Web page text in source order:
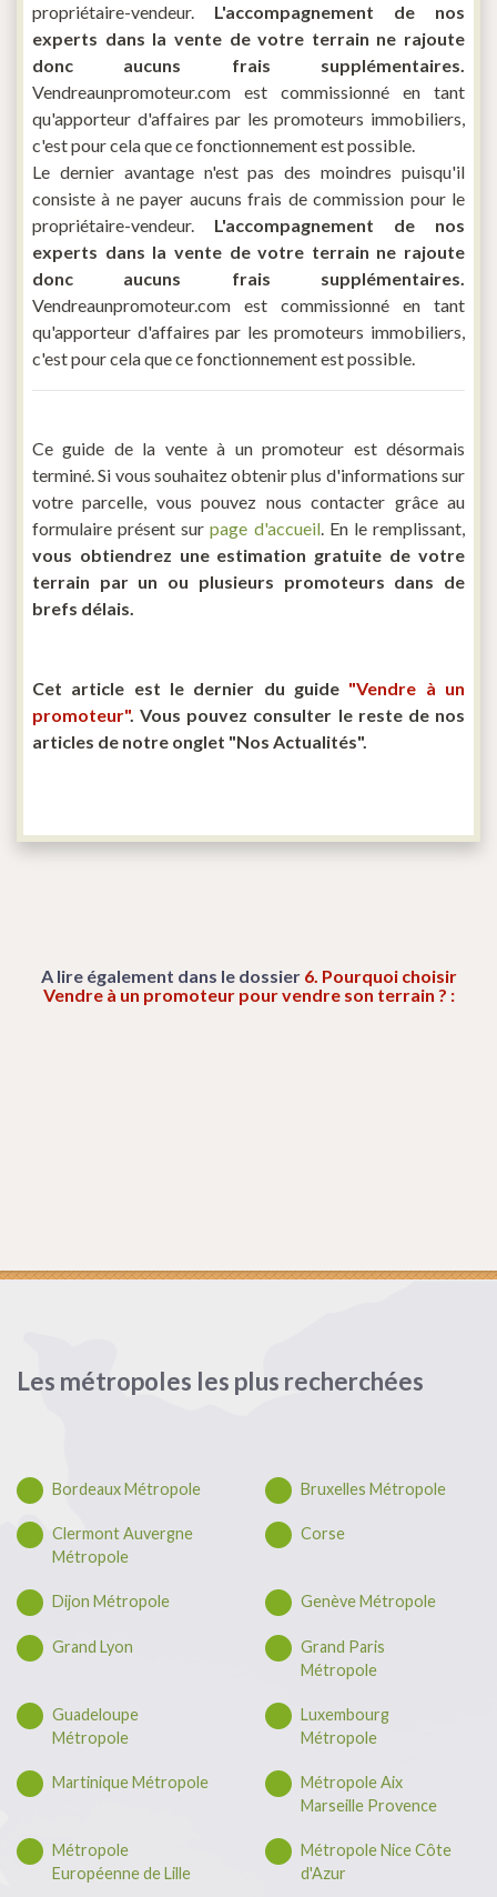
propriétaire-vendeur. L'accompagnement de nos
experts dans la vente de votre terrain ne rajoute
donc aucuns frais supplémentaires.
Vendreaunpromoteur.com est commissionné en tant
qu'apporteur d'affaires par les promoteurs immobiliers,
c'est pour cela que ce fonctionnement est possible.
Le dernier avantage n'est pas des moindres puisqu'il
consiste à ne payer aucuns frais de commission pour le
propriétaire-vendeur. L'accompagnement de nos
experts dans la vente de votre terrain ne rajoute
donc aucuns frais supplémentaires.
Vendreaunpromoteur.com est commissionné en tant
qu'apporteur d'affaires par les promoteurs immobiliers,
c'est pour cela que ce fonctionnement est possible.
Ce guide de la vente à un promoteur est désormais
terminé. Si vous souhaitez obtenir plus d'informations sur
votre parcelle, vous pouvez nous contacter grâce au
formulaire présent surpage d'accueil. En le remplissant,
vous obtiendrez une estimation gratuite de votre
terrain par un ou plusieurs promoteurs dans de
brefs délais.
Cet article est le dernier du guide "Vendre à un
promoteur". Vous pouvez consulter le reste de nos
articles de notre onglet "Nos Actualités".
A lire également dans le dossier 6. Pourquoi choisir
Vendre à un promoteur pour vendre son terrain ? :
Les métropoles les plus recherchées
Bordeaux Métropole Bruxelles Métropole
Clermont Auvergne
Métropole
Corse
Dijon Métropole Genève Métropole
Grand Lyon
Grand Paris
Métropole
Guadeloupe
Métropole
Luxembourg
Métropole
Martinique Métropole
Métropole Aix
Marseille Provence
Métropole
Européenne de Lille
Métropole Nice Côte
d'Azur